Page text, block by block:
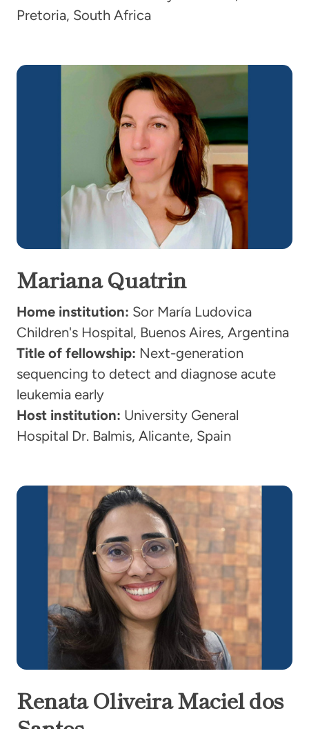
Pretoria, South Africa
Mariana Quatrin
Home institution: Sor María Ludovica
Children's Hospital, Buenos Aires, Argentina
Title of fellowship: Next-generation
sequencing to detect and diagnose acute
leukemia early
Host institution: University General
Hospital Dr. Balmis, Alicante, Spain
Renata Oliveira Maciel dos